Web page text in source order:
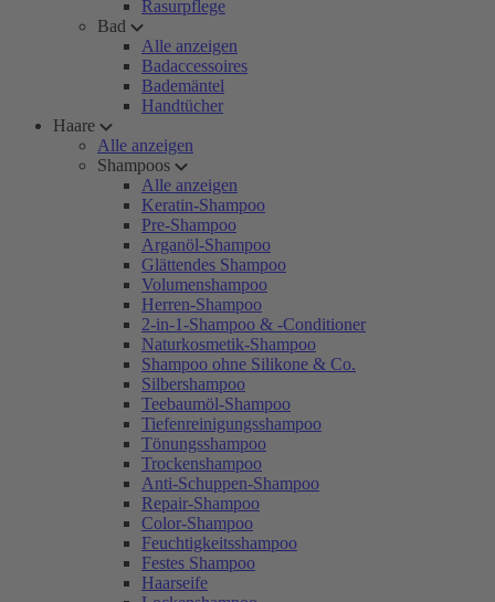
Rasurpflege
Bad
Alle anzeigen
Badaccessoires
Bademäntel
Handtücher
Haare
Alle anzeigen
Shampoos
Alle anzeigen
Keratin-Shampoo
Pre-Shampoo
Arganöl-Shampoo
Glättendes Shampoo
Volumenshampoo
Herren-Shampoo
2-in-1-Shampoo & -Conditioner
Naturkosmetik-Shampoo
Shampoo ohne Silikone & Co.
Silbershampoo
Teebaumöl-Shampoo
Tiefenreinigungsshampoo
Tönungsshampoo
Trockenshampoo
Anti-Schuppen-Shampoo
Repair-Shampoo
Color-Shampoo
Feuchtigkeitsshampoo
Festes Shampoo
Haarseife